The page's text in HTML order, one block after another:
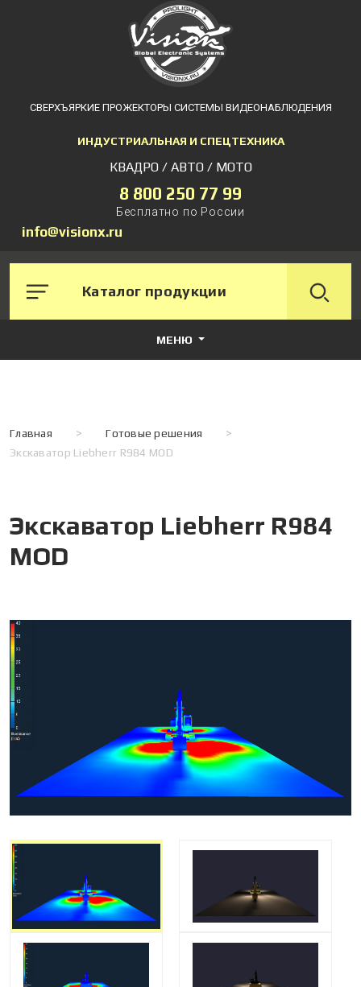
СВЕРХЪЯРКИЕ ПРОЖЕКТОРЫ СИСТЕМЫ ВИДЕОНАБЛЮДЕНИЯ
ИНДУСТРИАЛЬНАЯ И СПЕЦТЕХНИКА
КВАДРО / АВТО / МОТО
8 800 250 77 99
Бесплатно по России
info@visionx.ru
Каталог продукции
МЕНЮ
Главная > Готовые решения
>
Экскаватор Liebherr R984 MOD
Экскаватор Liebherr R984
MOD